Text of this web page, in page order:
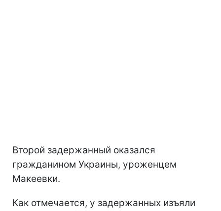
Второй задержанный оказался
гражданином Украины, уроженцем
Макеевки.
Как отмечается, у задержанных изъяли